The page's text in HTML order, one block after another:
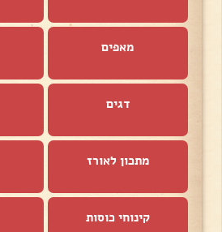
מאפים
דגים
מתכון לאורז
קינוחי כוסות